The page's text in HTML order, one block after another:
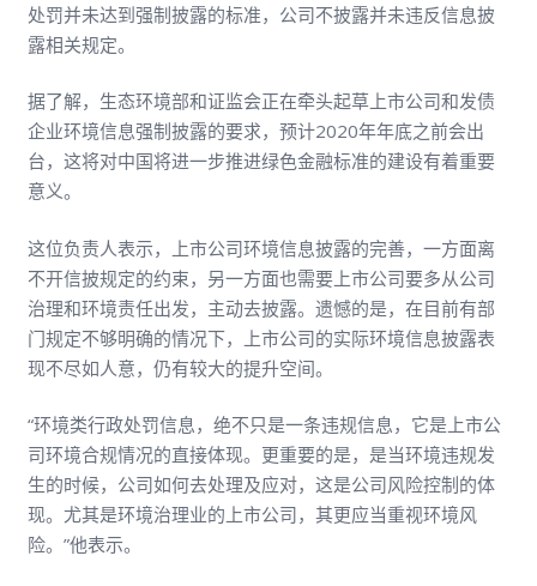
处罚并未达到强制披露的标准，公司不披露并未违反信息披
露相关规定。
据了解，生态环境部和证监会正在牵头起草上市公司和发债
企业环境信息强制披露的要求，预计2020年年底之前会出
台，这将对中国将进一步推进绿色金融标准的建设有着重要
意义。
这位负责人表示，上市公司环境信息披露的完善，一方面离
不开信披规定的约束，另一方面也需要上市公司要多从公司
治理和环境责任出发，主动去披露。遗憾的是，在目前有部
门规定不够明确的情况下，上市公司的实际环境信息披露表
现不尽如人意，仍有较大的提升空间。
“环境类行政处罚信息，绝不只是一条违规信息，它是上市公
司环境合规情况的直接体现。更重要的是，是当环境违规发
生的时候，公司如何去处理及应对，这是公司风险控制的体
现。尤其是环境治理业的上市公司，其更应当重视环境风
险。”他表示。